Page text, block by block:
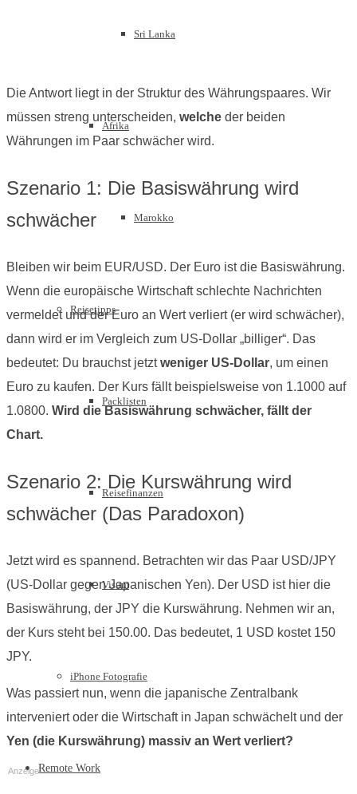
Sri Lanka
Afrika
Marokko
Reisetipps
Packlisten
Reisefinanzen
Visum
iPhone Fotografie
Remote Work
Die Antwort liegt in der Struktur des Währungspaares. Wir
müssen streng unterscheiden, welche der beiden
Währungen im Paar schwächer wird.
Szenario 1: Die Basiswährung wird
schwächer
Bleiben wir beim EUR/USD. Der Euro ist die Basiswährung.
Wenn die europäische Wirtschaft schlechte Nachrichten
vermeldet und der Euro an Wert verliert (er wird schwächer),
dann wird er im Vergleich zum US-Dollar „billiger“. Das
bedeutet: Du brauchst jetztweniger US-Dollar, um einen
Euro zu kaufen. Der Kurs fällt beispielsweise von 1.1000 auf
1.0800. Wird die Basiswährung schwächer, fällt der
Chart.
Szenario 2: Die Kurswährung wird
schwächer (Das Paradoxon)
Jetzt wird es spannend. Betrachten wir das Paar USD/JPY
(US-Dollar gegen Japanischen Yen). Der USD ist hier die
Basiswährung, der JPY die Kurswährung. Nehmen wir an,
der Kurs steht bei 150.00. Das bedeutet, 1 USD kostet 150
JPY.
Was passiert nun, wenn die japanische Zentralbank
interveniert oder die Wirtschaft in Japan schwächelt und der
Yen (die Kurswährung) massiv an Wert verliert?
Anzeige